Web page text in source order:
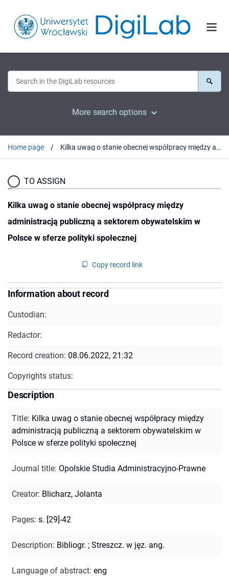
More search options
Home page Kilka uwag o stanie obecnej współpracy między administracją publiczną a sektorem obywatelskim w Polsce w sferze polityki społecznej
TO ASSIGN
Kilka uwag o stanie obecnej współpracy między
administracją publiczną a sektorem obywatelskim w
Polsce w sferze polityki społecznej
Copy record link
Information about record
Custodian:
Redactor:
Record creation: 08.06.2022, 21:32
Copyrights status:
Description
Title: Kilka uwag o stanie obecnej współpracy między
administracją publiczną a sektorem obywatelskim w
Polsce w sferze polityki społecznej
Journal title: Opolskie Studia Administracyjno-Prawne
Creator: Blicharz, Jolanta
Pages: s. [29]-42
Description: Bibliogr. ; Streszcz. w jęz. ang.
Language of abstract: eng